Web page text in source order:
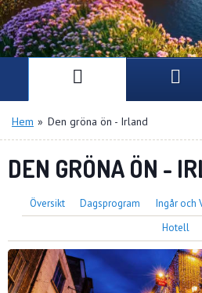
Hem » Den gröna ön - Irland
DEN GRÖNA ÖN -
Översikt Dagsprogram Ingår och
Hotell